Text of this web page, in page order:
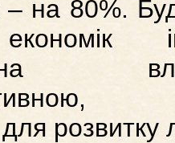
– на 80%.
економік
розвитку